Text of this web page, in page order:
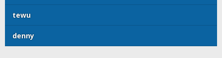
tewu
denny